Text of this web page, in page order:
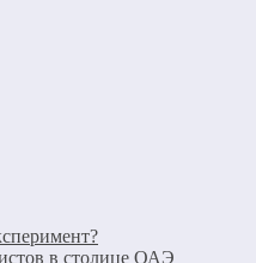
в столице ОАЭ